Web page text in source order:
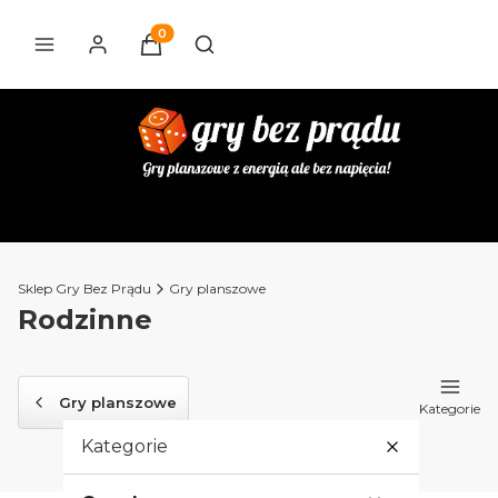
Produkty w koszyku: 0. Zobacz szczegóły
Otwórz wyszukiwarkę
Sklep Gry Bez Prądu Gry planszowe
Rodzinne
Gry planszowe Kategorie
Kategorie